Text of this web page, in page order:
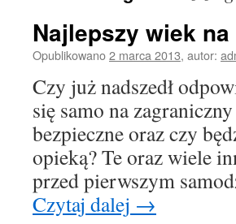
Najlepszy wiek
Opublikowano2 marca 2013, autor:
Czy już nadszedł
się samo na
bezpieczne oraz czy
opieką? Te oraz wiele
przed pierwszym
Czytaj dalej →